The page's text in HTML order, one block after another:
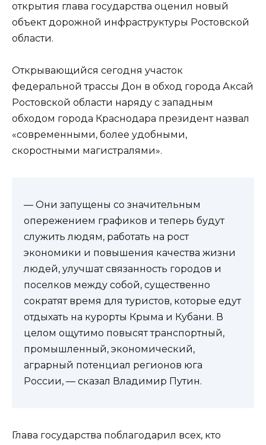
открытия глава государства оценил новый
объект дорожной инфраструктуры Ростовской
области.
Открывающийся сегодня участок
федеральной трассы Дон в обход города Аксай
Ростовской области наряду с западным
обходом города Краснодара президент назвал
«современными, более удобными,
скоростными магистралями».
— Они запущены со значительным
опережением графиков и теперь будут
служить людям, работать на рост
экономики и повышения качества жизни
людей, улучшат связанность городов и
поселков между собой, существенно
сократят время для туристов, которые едут
отдыхать на курорты Крыма и Кубани. В
целом ощутимо повысят транспортный,
промышленный, экономический,
аграрный потенциал регионов юга
России, — сказал Владимир Путин.
Глава государства поблагодарил всех, кто